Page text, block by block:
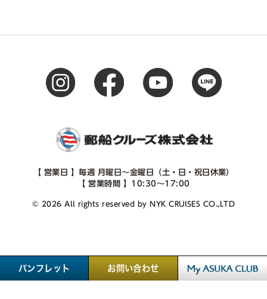
【 営業日 】毎週 月曜日～金曜日（土・日・祝日休業）
【 営業時間 】10:30～17:00
© 2026 All rights reserved by NYK CRUISES CO.,LTD
パンフレット お問い合わせ